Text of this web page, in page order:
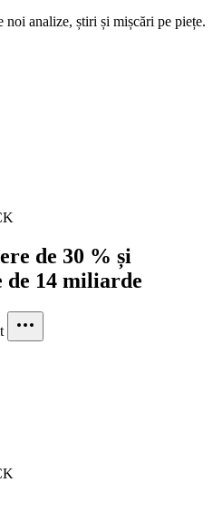
analize, știri și mișcări pe piețe.
de 30 % și
de 14 miliarde